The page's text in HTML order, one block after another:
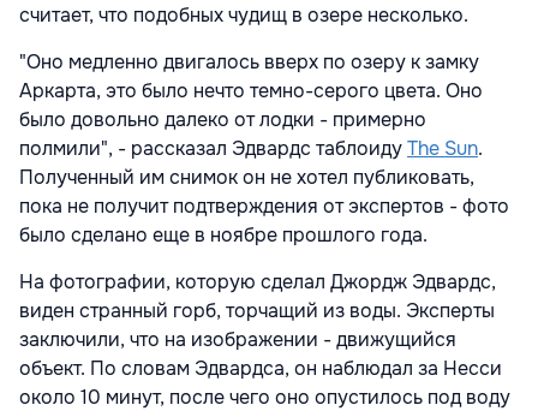
считает, что подобных чудищ в озере несколько.
"Оно медленно двигалось вверх по озеру к замку
Аркарта, это было нечто темно-серого цвета. Оно
было довольно далеко от лодки - примерно
полмили", - рассказал Эдвардс таблоидуThe Sun.
Полученный им снимок он не хотел публиковать,
пока не получит подтверждения от экспертов - фото
было сделано еще в ноябре прошлого года.
На фотографии, которую сделал Джордж Эдвардс,
виден странный горб, торчащий из воды. Эксперты
заключили, что на изображении - движущийся
объект. По словам Эдвардса, он наблюдал за Несси
около 10 минут, после чего оно опустилось под воду